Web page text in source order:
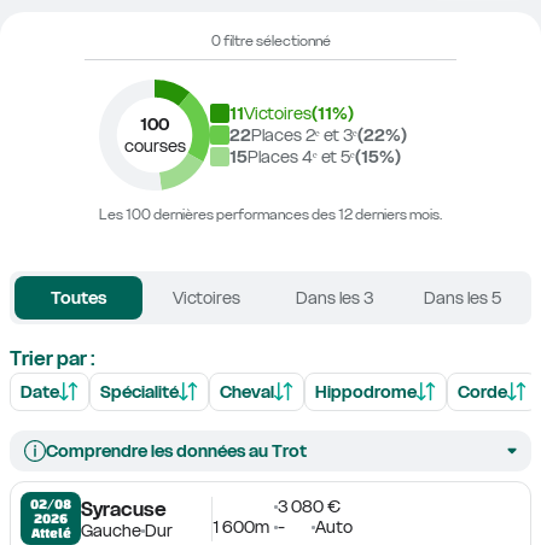
0 filtre sélectionné
100
courses
11Victoires(11%)
22Places 2ᵉ et 3ᵉ(22%)
15Places 4ᵉ et 5ᵉ(15%)
Les 100 dernières performances des 12 derniers mois.
Toutes Victoires Dans les 3 Dans les 5
Trier par :
Date Spécialité Cheval Hippodrome Corde
Comprendre les données au Trot
02/08
2026
Attelé
Syracuse
GaucheDur
3 080 €
1 600m -
Auto